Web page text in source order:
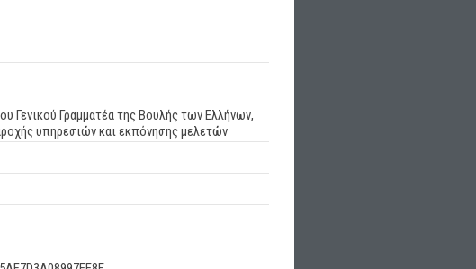
Γενικού Γραμματέα της Βουλής των Ελλήνων,
υπηρεσιών και εκπόνησης μελετών